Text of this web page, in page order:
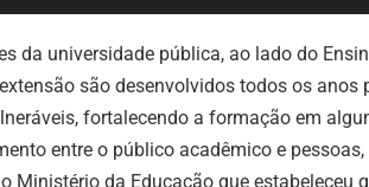
da universidade pública, ao lado do
são desenvolvidos todos os anos
fortalecendo a formação em
entre o público acadêmico e
Ministério da Educação que estabeleceu